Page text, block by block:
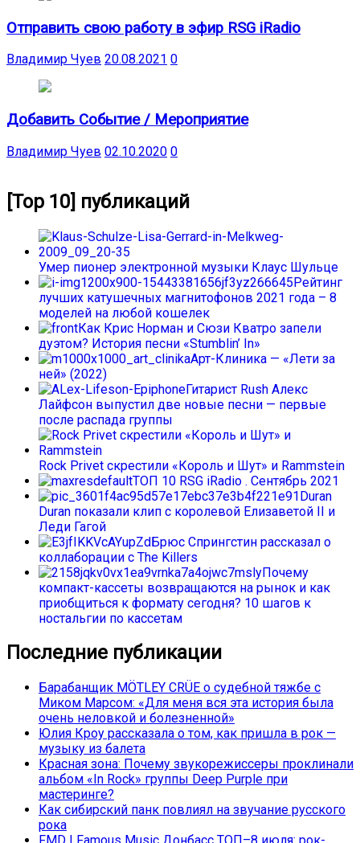
Отправить свою работу в эфир RSG iRadio
Владимир Чуев 20.08.2021 0
Добавить Событие / Мероприятие
Владимир Чуев 02.10.2020 0
[Top 10] публикаций
Умер пионер электронной музыки Клаус Шульце
Рейтинг
лучших катушечных магнитофонов 2021 года – 8
моделей на любой кошелек
Как Крис Норман и Сюзи Кватро запели
дуэтом? История песни «Stumblin’ In»
Арт-Клиника — «Лети за
ней» (2022)
Гитарист Rush Алекс
Лайфсон выпустил две новые песни — первые
после распада группы
Rock Privet скрестили «Король и Шут» и Rammstein
ТОП 10 RSG iRadio . Сентябрь 2021
Duran
Duran показали клип с королевой Елизаветой II и
Леди Гагой
Брюс Спрингстин рассказал о
коллаборации с The Killers
Почему
компакт-кассеты возвращаются на рынок и как
приобщиться к формату сегодня? 10 шагов к
ностальгии по кассетам
Последние публикации
Барабанщик MÖTLEY CRÜE о судебной тяжбе с
Миком Марсом: «Для меня вся эта история была
очень неловкой и болезненной»
Юлия Кроу рассказала о том, как пришла в рок —
музыку из балета
Красная зона: Почему звукорежиссеры проклинали
альбом «In Rock» группы Deep Purple при
мастеринге?
Как сибирский панк повлиял на звучание русского
рока